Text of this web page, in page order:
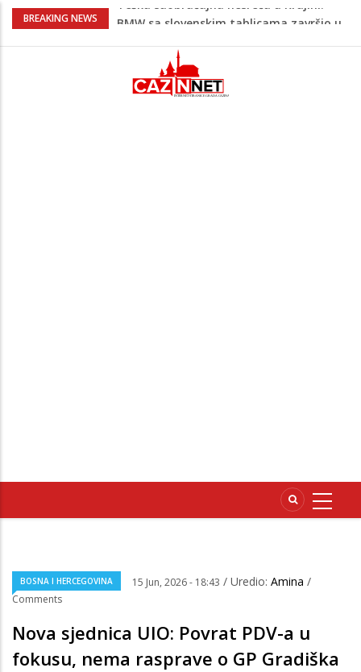
BREAKING NEWS
Evo gdje i kada nestaje struja u Krajini
Na Ahiret preselila Balkić rođ. Ičić
Rasima
Na Ahiret preselio ĆORALIĆ (Mahmut)
BOSNA I HERCEGOVINA 15 Jun, 2026 - 18:43 / Uredio: Amina /
Comments
Nova sjednica UIO: Povrat PDV-a u
fokusu, nema rasprave o GP Gradiška